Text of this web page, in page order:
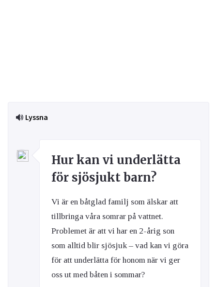
Lyssna
Hur kan vi underlätta
för sjösjukt barn?
Vi är en båtglad familj som älskar att
tillbringa våra somrar på vattnet.
Problemet är att vi har en 2-årig son
som alltid blir sjösjuk – vad kan vi göra
för att underlätta för honom när vi ger
oss ut med båten i sommar?